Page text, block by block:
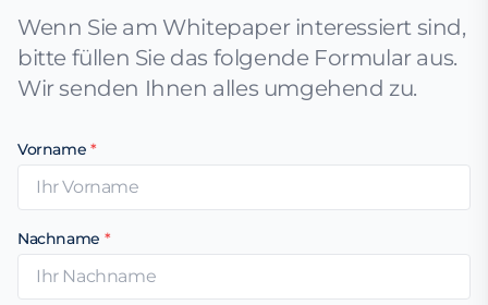
Wenn Sie am Whitepaper interessiert sind,
bitte füllen Sie das folgende Formular aus.
Wir senden Ihnen alles umgehend zu.
Vorname *
Nachname *